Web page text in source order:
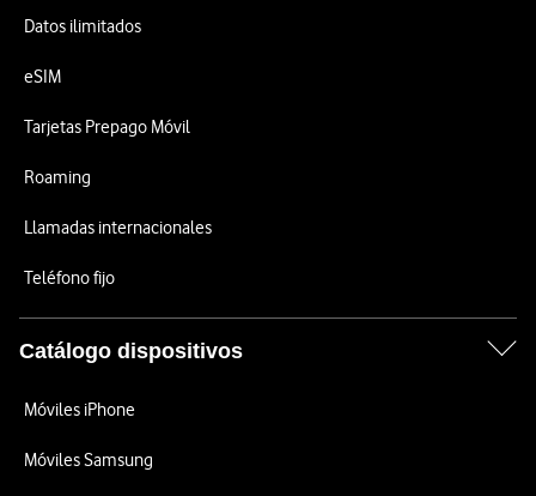
Datos ilimitados
eSIM
Tarjetas Prepago Móvil
Roaming
Llamadas internacionales
Teléfono fijo
Catálogo dispositivos
Móviles iPhone
Móviles Samsung